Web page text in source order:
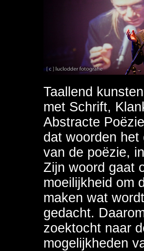
Taallend
met Schrift,
Abstracte
dat woorden
van de poëzie,
Zijn woord gaat
moeilijkheid om
maken wat
gedacht.
zoektocht naar
mogelijkheden